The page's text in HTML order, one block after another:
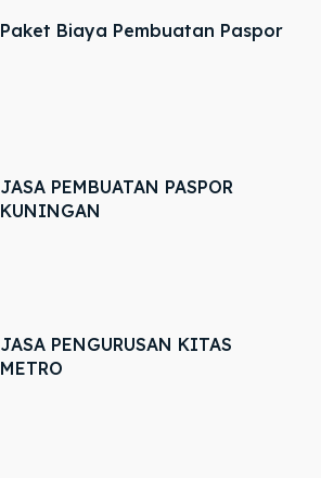
Paket Biaya Pembuatan Paspor
JASA PEMBUATAN PASPOR
KUNINGAN
JASA PENGURUSAN KITAS
METRO